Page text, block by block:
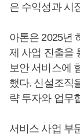
은 수익성과 시
아톤은 2025년
제 사업 진출을
보안 서비스에
했다. 신설조직
략 투자와 업무
서비스 사업 부